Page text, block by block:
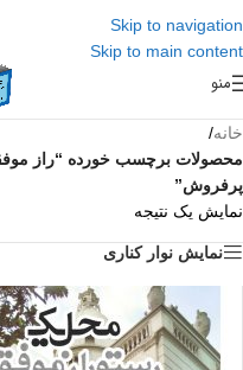
Skip to navigation
Skip to main content
منو
خانه/
محصولات برچسب خورده “راز
پرفروش”
نمایش یک نتیجه
نمایش نوار کناری